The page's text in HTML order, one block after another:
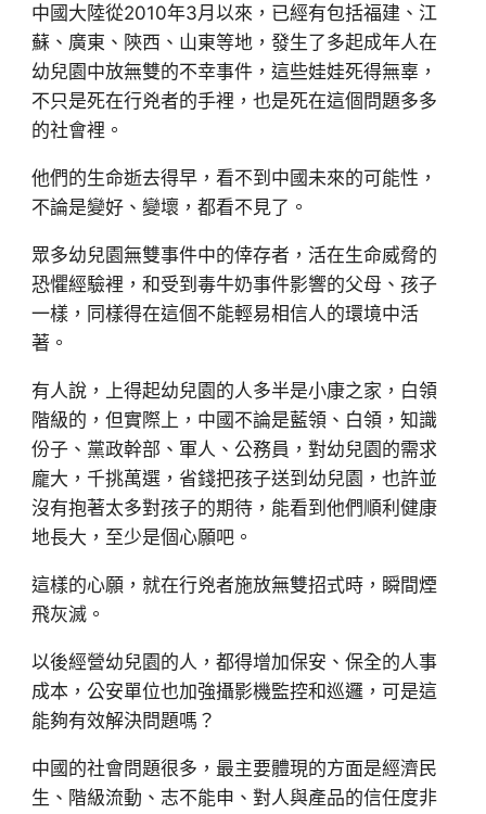
中國大陸從2010年3月以來，已經有包括福建、江
蘇、廣東、陝西、山東等地，發生了多起成年人在
幼兒園中放無雙的不幸事件，這些娃娃死得無辜，
不只是死在行兇者的手裡，也是死在這個問題多多
的社會裡。
他們的生命逝去得早，看不到中國未來的可能性，
不論是變好、變壞，都看不見了。
眾多幼兒園無雙事件中的倖存者，活在生命威脅的
恐懼經驗裡，和受到毒牛奶事件影響的父母、孩子
一樣，同樣得在這個不能輕易相信人的環境中活
著。
有人說，上得起幼兒園的人多半是小康之家，白領
階級的，但實際上，中國不論是藍領、白領，知識
份子、黨政幹部、軍人、公務員，對幼兒園的需求
龐大，千挑萬選，省錢把孩子送到幼兒園，也許並
沒有抱著太多對孩子的期待，能看到他們順利健康
地長大，至少是個心願吧。
這樣的心願，就在行兇者施放無雙招式時，瞬間煙
飛灰滅。
以後經營幼兒園的人，都得增加保安、保全的人事
成本，公安單位也加強攝影機監控和巡邏，可是這
能夠有效解決問題嗎？
中國的社會問題很多，最主要體現的方面是經濟民
生、階級流動、志不能申、對人與產品的信任度非